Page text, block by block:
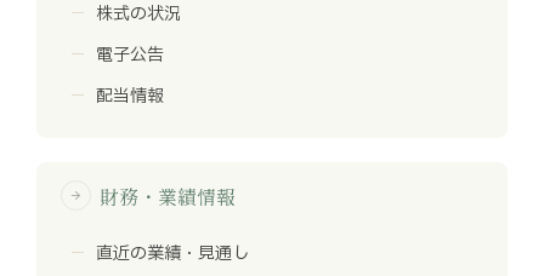
株式の状況
電子公告
配当情報
arrow_forward 財務・業績情報
直近の業績・見通し